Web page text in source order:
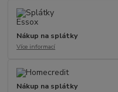
Nákup na splátky
Více informací
Nákup na splátky